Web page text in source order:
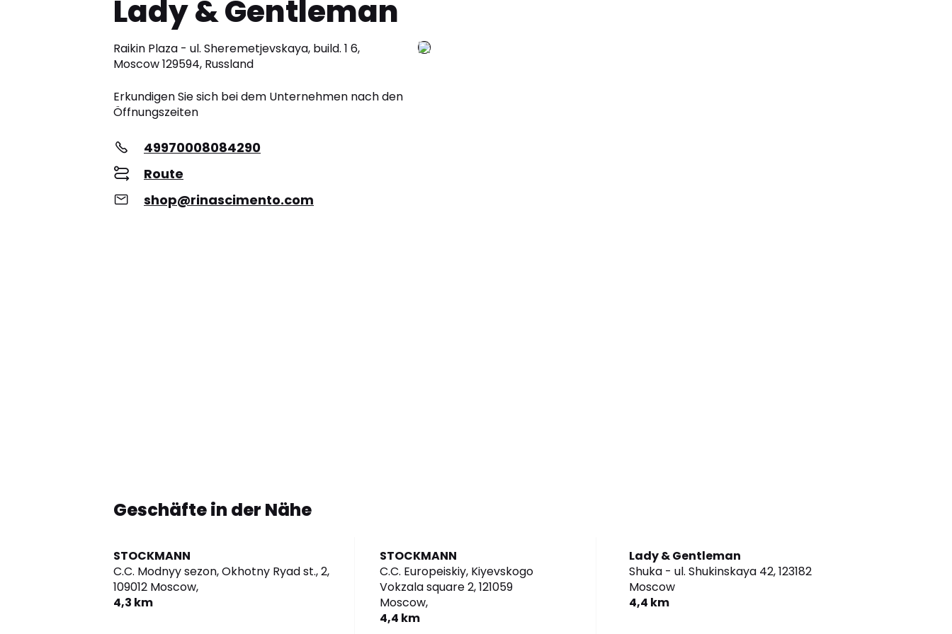
Lady & Gentleman
Raikin Plaza - ul. Sheremetjevskaya, build. 1 6,
Moscow 129594, Russland
Erkundigen Sie sich bei dem Unternehmen nach den
Öffnungszeiten
49970008084290
Route
shop@rinascimento.com
Geschäfte in der Nähe
STOCKMANN
C.C. Modnyy sezon, Okhotny Ryad st., 2,
109012 Moscow,
4,3 km
STOCKMANN
C.C. Europeiskiy, Kiyevskogo
Vokzala square 2,121059
Moscow,
4,4 km
Lady & Gentleman
Shuka - ul. Shukinskaya 42,123182
Moscow
4,4 km